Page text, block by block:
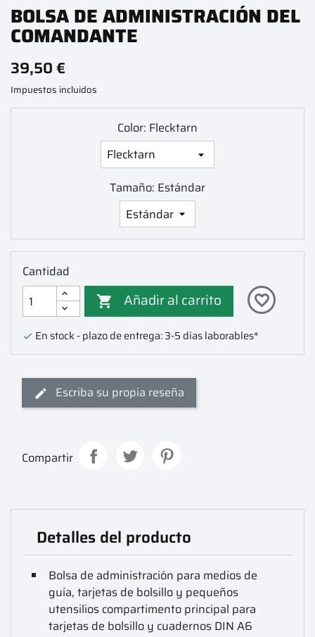
BOLSA DE ADMINISTRACIÓN DEL
COMANDANTE
39,50 €
Impuestos incluidos
Color: Flecktarn
Tamaño: Estándar
Cantidad
 Añadir al carrito favorite_border
 En stock - plazo de entrega: 3-5 días laborables*
Escriba su propia reseña
Compartir
Detalles del producto
Bolsa de administración para medios de
guía, tarjetas de bolsillo y pequeños
utensilios compartimento principal para
tarjetas de bolsillo y cuadernos DIN A6